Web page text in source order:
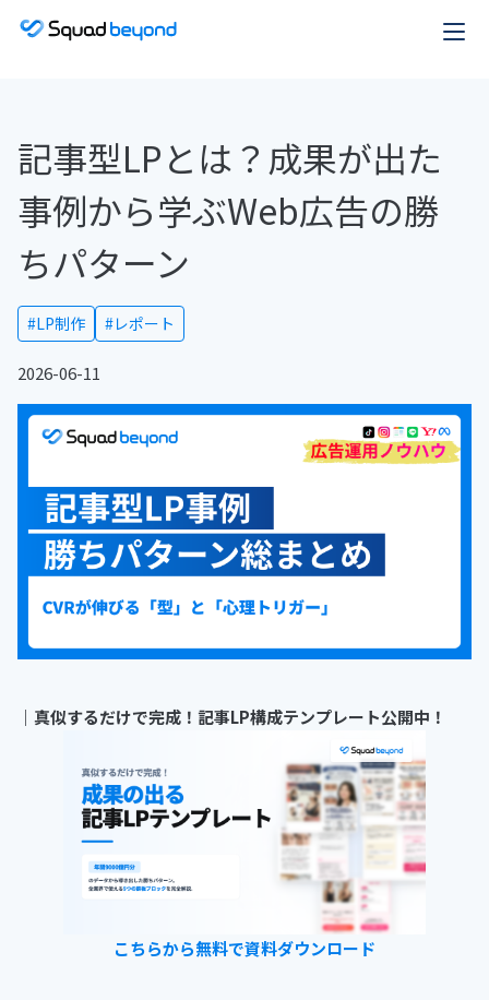
記事型LPとは？成果が出た
事例から学ぶWeb広告の勝
ちパターン
#LP制作 #レポート
2026-06-11
｜真似するだけで完成！記事LP構成テンプレート公開中！
こちらから無料で資料ダウンロード